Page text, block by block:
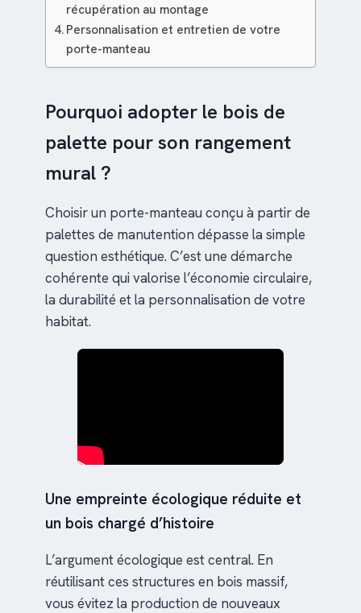
récupération au montage
Personnalisation et entretien de votre
porte-manteau
Pourquoi adopter le bois de
palette pour son rangement
mural ?
Choisir un porte-manteau conçu à partir de
palettes de manutention dépasse la simple
question esthétique. C’est une démarche
cohérente qui valorise l’économie circulaire,
la durabilité et la personnalisation de votre
habitat.
Une empreinte écologique réduite et
un bois chargé d’histoire
L’argument écologique est central. En
réutilisant ces structures en bois massif,
vous évitez la production de nouveaux